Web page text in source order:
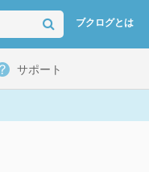
ブクログとは
サポート